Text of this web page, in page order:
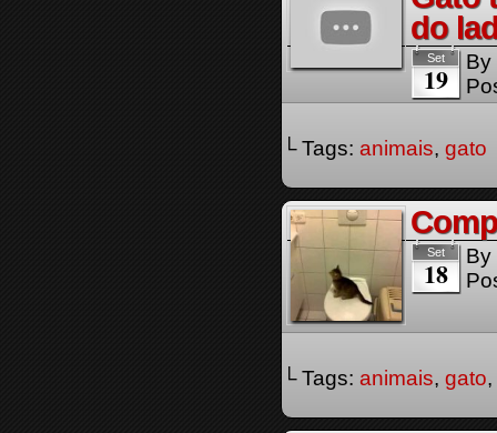
do
Set
19
By
└ Tags: animais, gato
Set
18
By
└ Tags: animais, gato,